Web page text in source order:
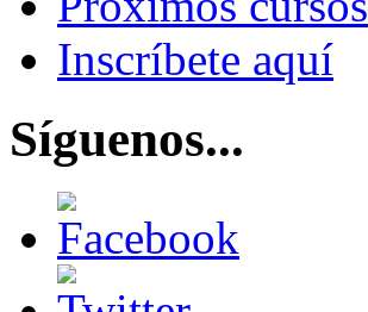
Inscríbete aquí
Síguenos...